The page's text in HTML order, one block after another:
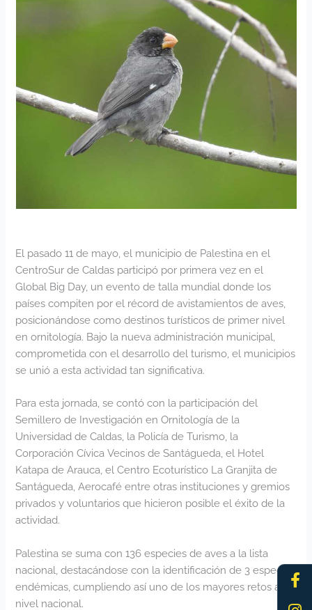
f
El pasado 11 de mayo, el municipio de Palestina en el
CentroSur de Caldas participó por primera vez en el
Global Big Day, un evento de talla mundial donde los
países compiten por el récord de avistamientos de aves,
posicionándose como destinos turísticos de primer nivel
en ornitología. Bajo la nueva administración municipal,
comprometida con el desarrollo del turismo, el municipios
se unió a esta actividad tan significativa.
Para esta jornada, se contó con la participación del
Semillero de Investigación en Ornitología de la
Universidad de Caldas, la Policía de Turismo, la
Corporación Cívica Vecinos de Santágueda, el Hotel
Katapa de Arauca, el Centro Ecoturístico La Granjita de
Santágueda, Aerocafé entre otras instituciones y gremios
privados y voluntarios que hicieron posible el éxito de la
actividad.
Palestina se suma con 136 especies de aves a la lista
nacional, destacándose con la identificación de 3 especies
endémicas, cumpliendo así uno de los mayores retos a
nivel nacional.